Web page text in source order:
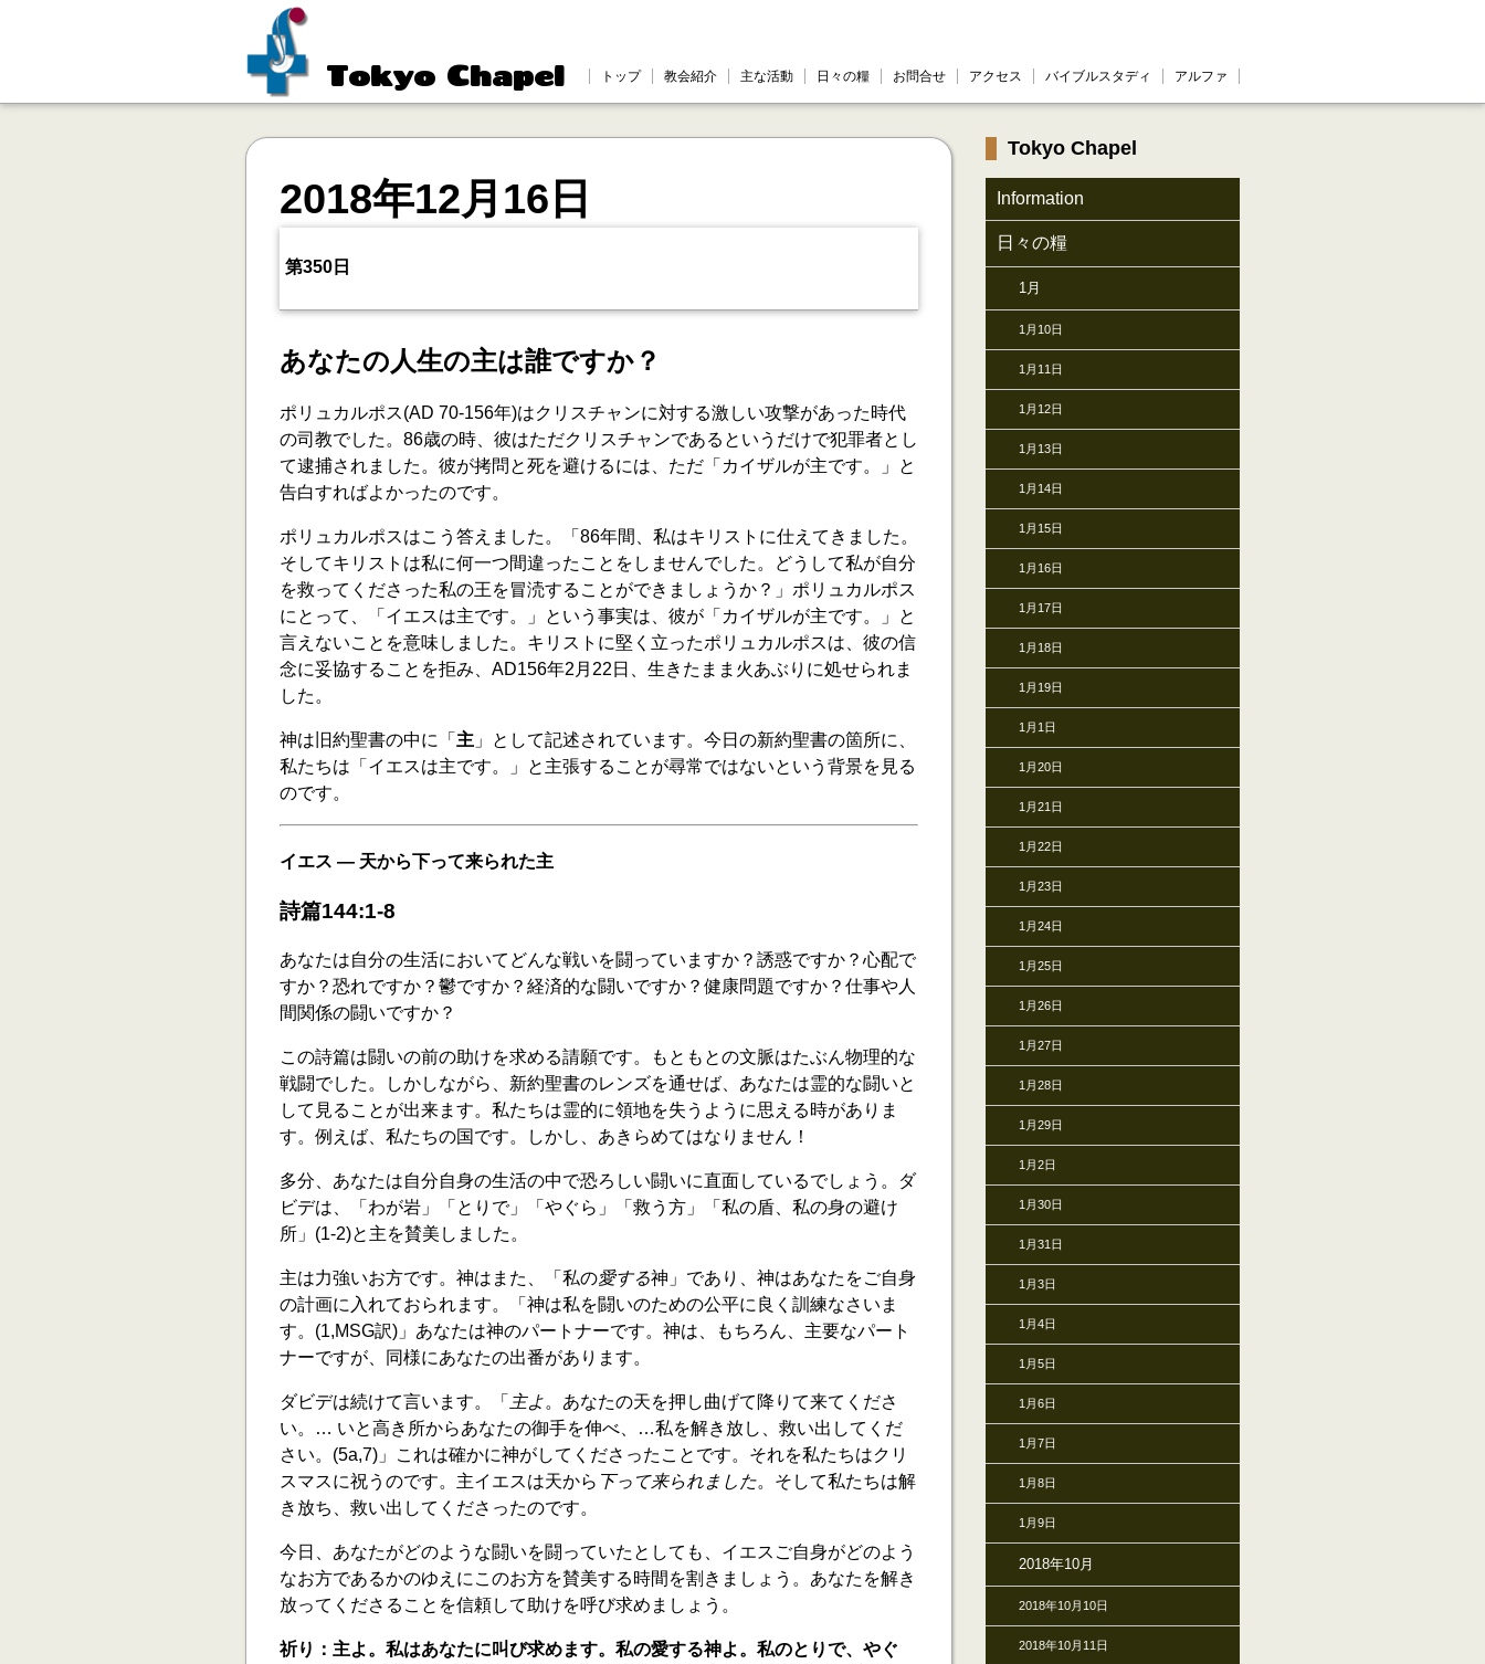
Tokyo Chapel トップ 教会紹介 主な活動 日々の糧 お問合せ アクセス バイブルスタディ アルファ
2018年12月16日
第350日
あなたの人生の主は誰ですか？
ポリュカルポス(AD 70-156年)はクリスチャンに対する激しい攻撃があった時代
の司教でした。86歳の時、彼はただクリスチャンであるというだけで犯罪者とし
て逮捕されました。彼が拷問と死を避けるには、ただ「カイザルが主です。」と
告白すればよかったのです。
ポリュカルポスはこう答えました。「86年間、私はキリストに仕えてきました。
そしてキリストは私に何一つ間違ったことをしませんでした。どうして私が自分
を救ってくださった私の王を冒涜することができましょうか？」ポリュカルポス
にとって、「イエスは主です。」という事実は、彼が「カイザルが主です。」と
言えないことを意味しました。キリストに堅く立ったポリュカルポスは、彼の信
念に妥協することを拒み、AD156年2月22日、生きたまま火あぶりに処せられま
した。
神は旧約聖書の中に「 主 」として記述されています。今日の新約聖書の箇所に、
私たちは「イエスは主です。」と主張することが尋常ではないという背景を見る
のです。
イエス ― 天から下って来られた主
詩篇144:1-8
あなたは自分の生活においてどんな戦いを闘っていますか？誘惑ですか？心配で
すか？恐れですか？鬱ですか？経済的な闘いですか？健康問題ですか？仕事や人
間関係の闘いですか？
この詩篇は闘いの前の助けを求める請願です。もともとの文脈はたぶん物理的な
戦闘でした。しかしながら、新約聖書のレンズを通せば、あなたは霊的な闘いと
して見ることが出来ます。私たちは霊的に領地を失うように思える時がありま
す。例えば、私たちの国です。しかし、あきらめてはなりません！
多分、あなたは自分自身の生活の中で恐ろしい闘いに直面しているでしょう。ダ
ビデは、「わが岩」「とりで」「やぐら」「救う方」「私の盾、私の身の避け
所」(1-2)と主を賛美しました。
主は力強いお方です。神はまた、「私の愛する神」であり、神はあなたをご自身
の計画に入れておられます。「神は私を闘いのための公平に良く訓練なさいま
す。(1,MSG訳)」あなたは神のパートナーです。神は、もちろん、主要なパート
ナーですが、同様にあなたの出番があります。
ダビデは続けて言います。「 主よ。あなたの天を押し曲げて降りて来てくださ
い。… いと高き所からあなたの御手を伸べ、…私を解き放し、救い出してくだ
さい。(5a,7)」これは確かに神がしてくださったことです。それを私たちはクリ
スマスに祝うのです。主イエスは天から 下って来られました。そして私たちは解
き放ち、救い出してくださったのです。
今日、あなたがどのような闘いを闘っていたとしても、イエスご自身がどのよう
なお方であるかのゆえにこのお方を賛美する時間を割きましょう。あなたを解き
放ってくださることを信頼して助けを呼び求めましょう。
祈り：主よ。私はあなたに叫び求めます。私の愛する神よ。私のとりで、やぐ
Tokyo Chapel
Information
日々の糧
1月
1月10日
1月11日
1月12日
1月13日
1月14日
1月15日
1月16日
1月17日
1月18日
1月19日
1月1日
1月20日
1月21日
1月22日
1月23日
1月24日
1月25日
1月26日
1月27日
1月28日
1月29日
1月2日
1月30日
1月31日
1月3日
1月4日
1月5日
1月6日
1月7日
1月8日
1月9日
2018年10月
2018年10月10日
2018年10月11日